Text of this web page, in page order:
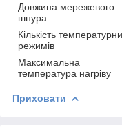
Довжина мережевого
шнура
Кількість
режимів
Максимальна
температура нагріву
Приховати